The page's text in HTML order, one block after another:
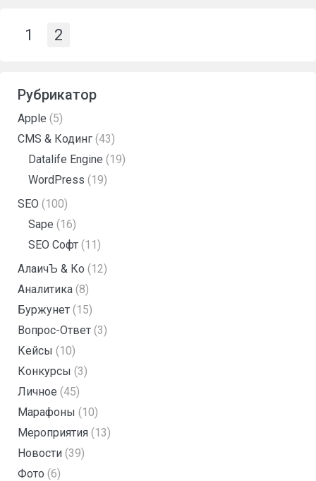
1 2
Рубрикатор
Apple (5)
CMS & Кодинг (43)
Datalife Engine (19)
WordPress (19)
SEO (100)
Sape (16)
SEO Софт (11)
АлаичЪ & Ко (12)
Аналитика (8)
Буржунет (15)
Вопрос-Ответ (3)
Кейсы (10)
Конкурсы (3)
Личное (45)
Марафоны (10)
Мероприятия (13)
Новости (39)
Фото (6)